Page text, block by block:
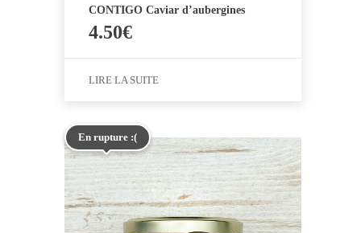
CONTIGO Caviar d’aubergines
4.50€
LIRE LA SUITE
En rupture :(